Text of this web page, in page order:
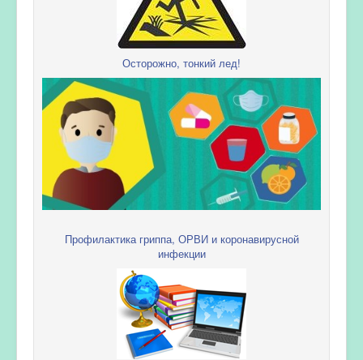
Осторожно, тонкий лед!
Профилактика гриппа, ОРВИ и коронавирусной
инфекции